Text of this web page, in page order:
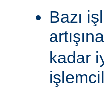
Bazı
kadar